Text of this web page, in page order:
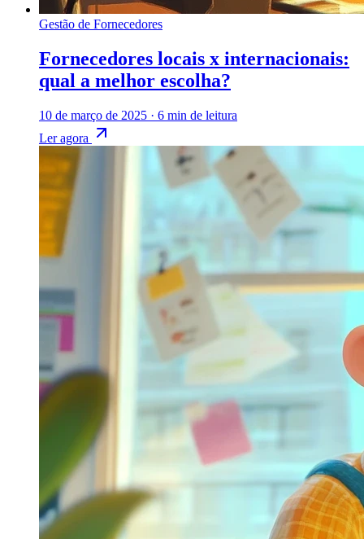
Gestão de Fornecedores
Fornecedores locais x internacionais:
qual a melhor escolha?
10 de março de 2025 · 6 min de leitura
Ler agora